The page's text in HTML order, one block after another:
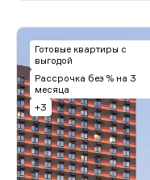
Готовые квартиры с
выгодой
Рассрочка без % на 3
месяца
+3